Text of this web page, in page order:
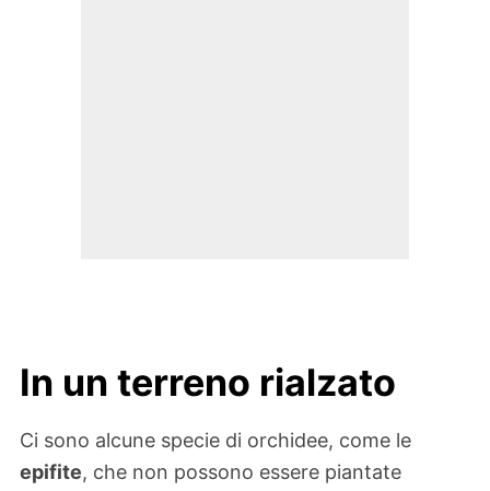
In un terreno rialzato
Ci sono alcune specie di orchidee, come le
epifite, che non possono essere piantate